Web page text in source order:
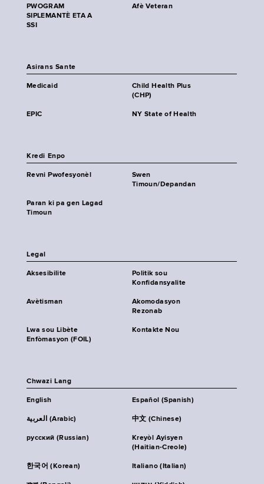
PWOGRAM
SIPLEMANTÈ ETA A
SSI
Afè Veteran
Asirans Sante
Medicaid
Child Health Plus
(CHP)
EPIC NY State of Health
Kredi Enpo
Revni Pwofesyonèl
Swen
Timoun/Depandan
Paran ki pa gen Lagad
Timoun
Legal
Aksesibilite
Politik sou
Konfidansyalite
Avètisman
Akomodasyon
Rezonab
Lwa sou Libète
Enfòmasyon (FOIL)
Kontakte Nou
Chwazi Lang
English Español (Spanish)
العربية (Arabic) 中文 (Chinese)
русский (Russian)
Kreyòl Ayisyen
(Haitian-Creole)
한국어 (Korean) Italiano (Italian)